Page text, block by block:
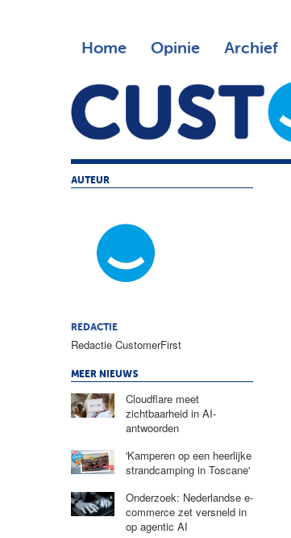
Home Opinie Archief
AUTEUR
REDACTIE
Redactie CustomerFirst
MEER NIEUWS
Cloudflare meet
zichtbaarheid in AI-
antwoorden
'Kamperen op een heerlijke
strandcamping in Toscane'
Onderzoek: Nederlandse e-
commerce zet versneld in
op agentic AI